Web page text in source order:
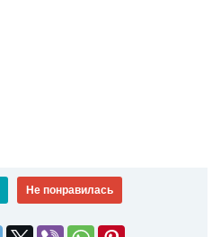
Не понравилась